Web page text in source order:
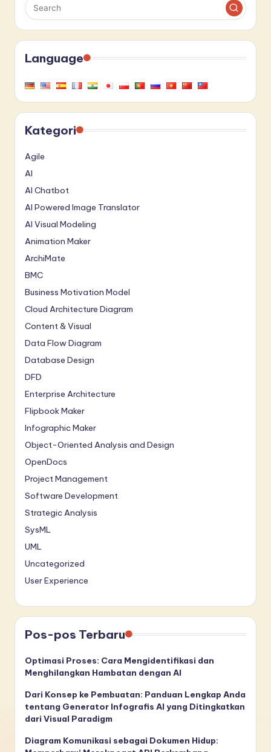
Language
Kategori
Agile
AI
AI Chatbot
AI Powered Image Translator
AI Visual Modeling
Animation Maker
ArchiMate
BMC
Business Motivation Model
Cloud Architecture Diagram
Content & Visual
Data Flow Diagram
Database Design
DFD
Enterprise Architecture
Flipbook Maker
Infographic Maker
Object-Oriented Analysis and Design
OpenDocs
Project Management
Software Development
Strategic Analysis
SysML
UML
Uncategorized
User Experience
Pos-pos Terbaru
Optimasi Proses: Cara Mengidentifikasi dan
Menghilangkan Hambatan dengan AI
Dari Konsep ke Pembuatan: Panduan Lengkap Anda
tentang Generator Infografis AI yang Ditingkatkan
dari Visual Paradigm
Diagram Komunikasi sebagai Dokumen Hidup: